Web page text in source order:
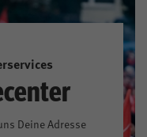
Deine Adresse